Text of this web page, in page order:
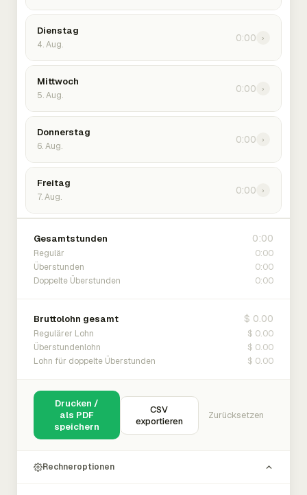
Dienstag
4. Aug.
0:00 ›
Mittwoch
5. Aug.
0:00 ›
Donnerstag
6. Aug.
0:00 ›
Freitag
7. Aug.
0:00 ›
Gesamtstunden 0:00
Regulär 0:00
Überstunden 0:00
Doppelte Überstunden 0:00
Bruttolohn gesamt $ 0.00
Regulärer Lohn $ 0.00
Überstundenlohn $ 0.00
Lohn für doppelte Überstunden $ 0.00
Drucken /
als PDF
speichern
CSV
exportieren
Zurücksetzen
Rechneroptionen